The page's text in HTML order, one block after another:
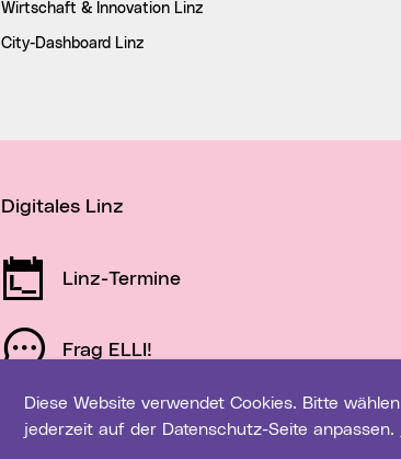
Diese Website verwendet Cookies. Bitte wählen Sie Ihre gewünschten Einstellungen. Diese können Sie
jederzeit auf der Datenschutz-Seite anpassen.
Wirtschaft & Innovation Linz
City-Dashboard Linz
Digitales Linz
Linz-Termine
Frag ELLI!
Schau auf Linz